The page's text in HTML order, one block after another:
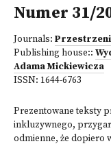
Numer 31/
Journals:
Publishing house::
Adama Mickiewicza
ISSN: 1644-6763
Prezentowane teksty
inkluzywnego,
odmienne, że dopiero